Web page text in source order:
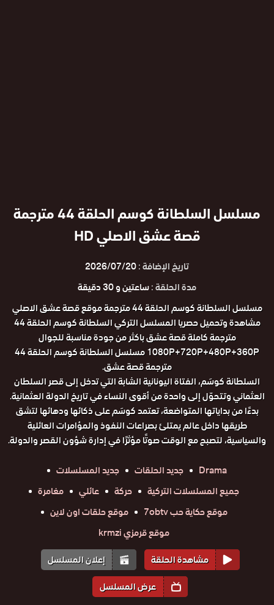
مسلسل السلطانة كوسم الحلقة 44 مترجمة
قصة عشق الاصلي HD
تاريخ الإضافة :2026/07/20
مدة الحلقة :ساعتين و 30 دقيقة
مسلسل السلطانة كوسم الحلقة 44 مترجمة موقع قصة عشق الاصلي
مشاهدة وتحميل حصريا المسلسل التركي السلطانة كوسم الحلقة 44
مترجمة كاملة قصة عشق باكثر من جودة مناسبة للجوال
1080P+720P+480P+360P مسلسل السلطانة كوسم الحلقة 44
مترجمة قصة عشق.
السلطانة كوسَم، الفتاة اليونانية الشابة التي تدخل إلى قصر السلطان
العثماني وتتحوّل إلى واحدة من أقوى النساء في تاريخ الدولة العثمانية.
بدءًا من بداياتها المتواضعة، تعتمد كوسَم على ذكائها ودهائها لتشق
طريقها داخل عالم يمتلئ بصراعات النفوذ والمؤامرات العائلية
والسياسية، لتصبح مع الوقت صوتًا مؤثرًا في إدارة شؤون القصر والدولة.
Drama
جديد الحلقات
جديد المسلسلات
جميع المسلسلات التركية
حركة عائلي
مغامرة
موقع حكاية حب 7obtv
موقع حلقات اون لاين
موقع قرمزي krmzi
مشاهدة الحلقة
إعلان المسلسل
عرض المسلسل